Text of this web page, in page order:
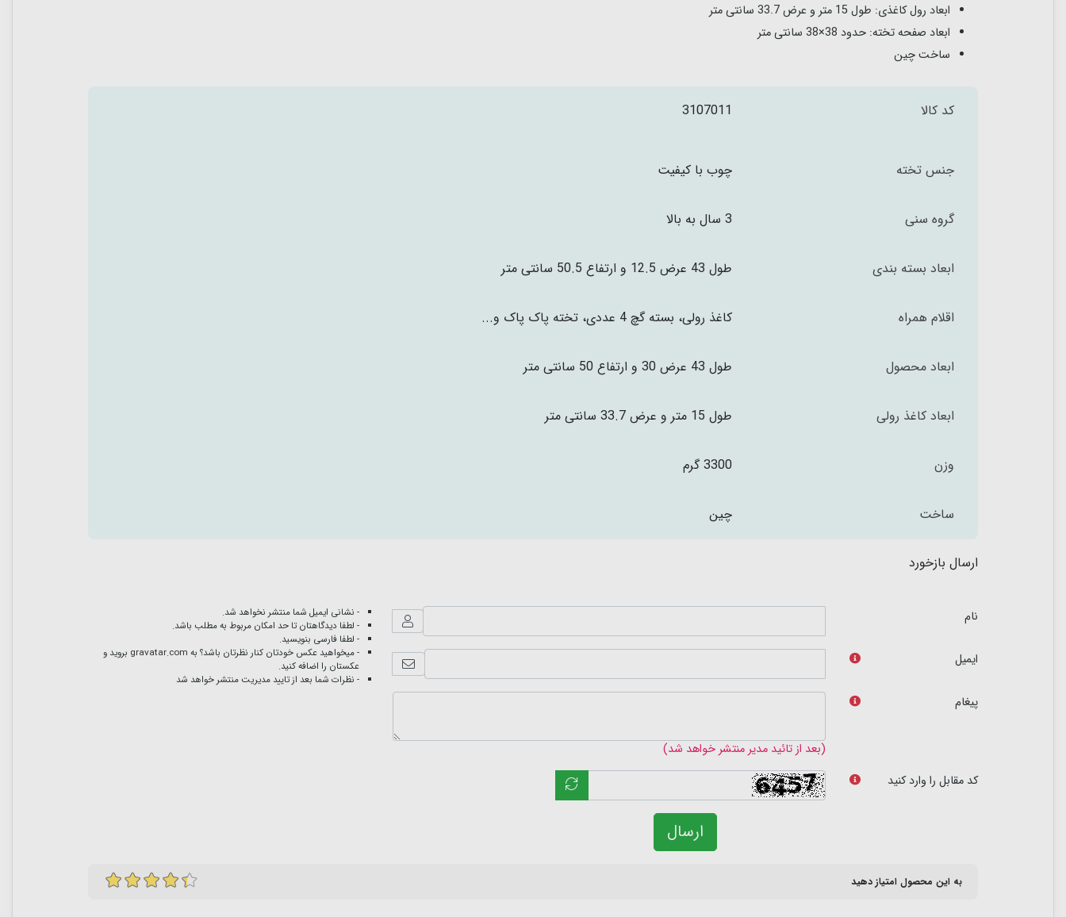
ابعاد رول کاغذی: طول 15 متر و عرض 33.7 سانتی متر
ابعاد صفحه تخته: حدود 38×38 سانتی متر
ساخت چین
کد کالا 3107011
جنس تخته چوب با کیفیت
گروه سنی 3 سال به بالا
ابعاد بسته بندی طول 43 عرض 12.5 و ارتفاع 50.5 سانتی متر
اقلام همراه کاغذ رولی، بسته گچ 4 عددی، تخته پاک پاک و...
ابعاد محصول طول 43 عرض 30 و ارتفاع 50 سانتی متر
ابعاد کاغذ رولی طول 15 متر و عرض 33.7 سانتی متر
وزن 3300 گرم
ساخت چین
ارسال بازخورد
نام
ایمیل
پیغام
(بعد از تائید مدیر منتشر خواهد شد)
کد مقابل را وارد کنید
ارسال
- نشانی ایمیل شما منتشر نخواهد شد.
- لطفا دیدگاهتان تا حد امکان مربوط به مطلب باشد.
- لطفا فارسی بنویسید.
- میخواهید عکس خودتان کنار نظرتان باشد؟ به gravatar.com بروید و
عکستان را اضافه کنید.
- نظرات شما بعد از تایید مدیریت منتشر خواهد شد
به این محصول امتیاز دهید